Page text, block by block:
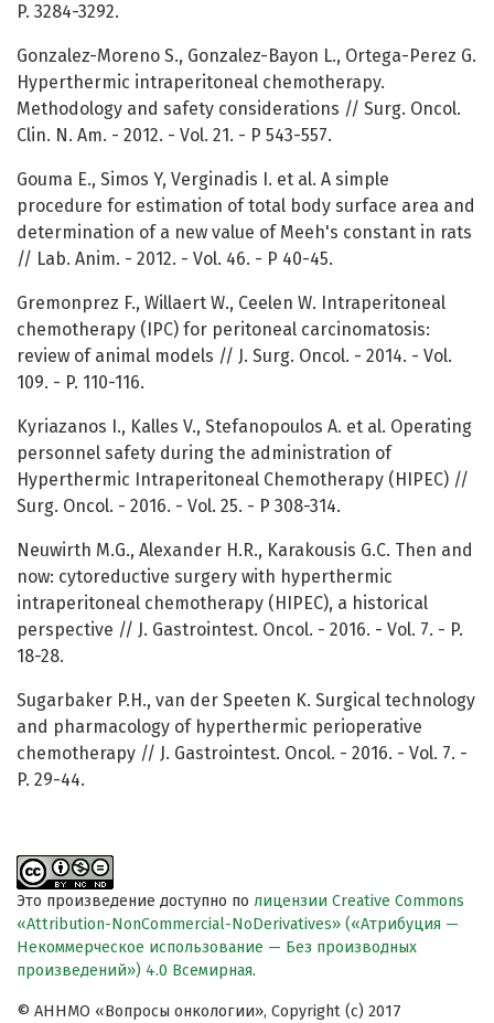
P. 3284-3292.
Gonzalez-Moreno S., Gonzalez-Bayon L., Ortega-Perez G.
Hyperthermic intraperitoneal chemotherapy.
Methodology and safety considerations // Surg. Oncol.
Clin. N. Am. - 2012. - Vol. 21. - P 543-557.
Gouma E., Simos Y, Verginadis I. et al. A simple
procedure for estimation of total body surface area and
determination of a new value of Meeh's constant in rats
// Lab. Anim. - 2012. - Vol. 46. - P 40-45.
Gremonprez F., Willaert W., Ceelen W. Intraperitoneal
chemotherapy (IPC) for peritoneal carcinomatosis:
review of animal models // J. Surg. Oncol. - 2014. - Vol.
109. - P. 110-116.
Kyriazanos I., Kalles V., Stefanopoulos A. et al. Operating
personnel safety during the administration of
Hyperthermic Intraperitoneal Chemotherapy (HIPEC) //
Surg. Oncol. - 2016. - Vol. 25. - P 308-314.
Neuwirth M.G., Alexander H.R., Karakousis G.C. Then and
now: cytoreductive surgery with hyperthermic
intraperitoneal chemotherapy (HIPEC), a historical
perspective // J. Gastrointest. Оncol. - 2016. - Vol. 7. - P.
18-28.
Sugarbaker P.H., van der Speeten K. Surgical technology
and pharmacology of hyperthermic perioperative
chemotherapy // J. Gastrointest. Oncol. - 2016. - Vol. 7. -
P. 29-44.
Это произведение доступно по лицензии Creative Commons
«Attribution-NonCommercial-NoDerivatives» («Атрибуция —
Некоммерческое использование — Без производных
произведений») 4.0 Всемирная.
© АННМО «Вопросы онкологии», Copyright (c) 2017